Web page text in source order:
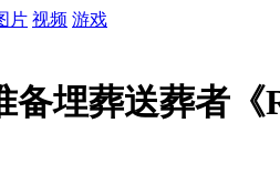
片 视频 游戏
备埋葬送葬者《